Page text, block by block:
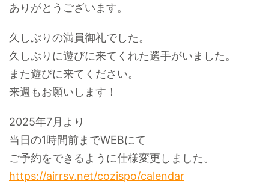
ありがとうございます。
久しぶりの満員御礼でした。
久しぶりに遊びに来てくれた選手がいました。
また遊びに来てください。
来週もお願いします！
2025年7月より
当日の1時間前までWEBにて
ご予約をできるように仕様変更しました。
https://airrsv.net/cozispo/calendar